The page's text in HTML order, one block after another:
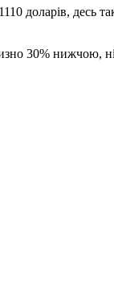
доларів, десь
30% нижчою,